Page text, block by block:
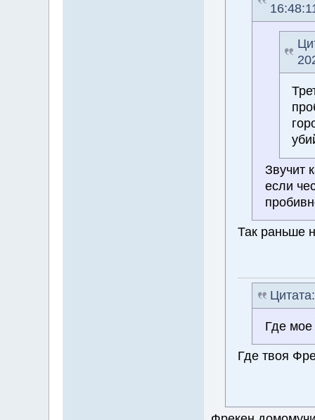
Звучит
если
Так раньше
Где мое
Где твоя